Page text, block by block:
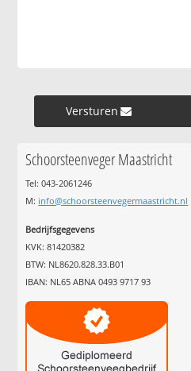
Versturen »
Schoorsteenveger Maastricht
Tel: 043-2061246
M: info@schoorsteenvegermaastricht.nl
Bedrijfsgegevens
KVK: 81420382
BTW: NL8620.828.33.B01
IBAN: NL65 ABNA 0493 9717 93